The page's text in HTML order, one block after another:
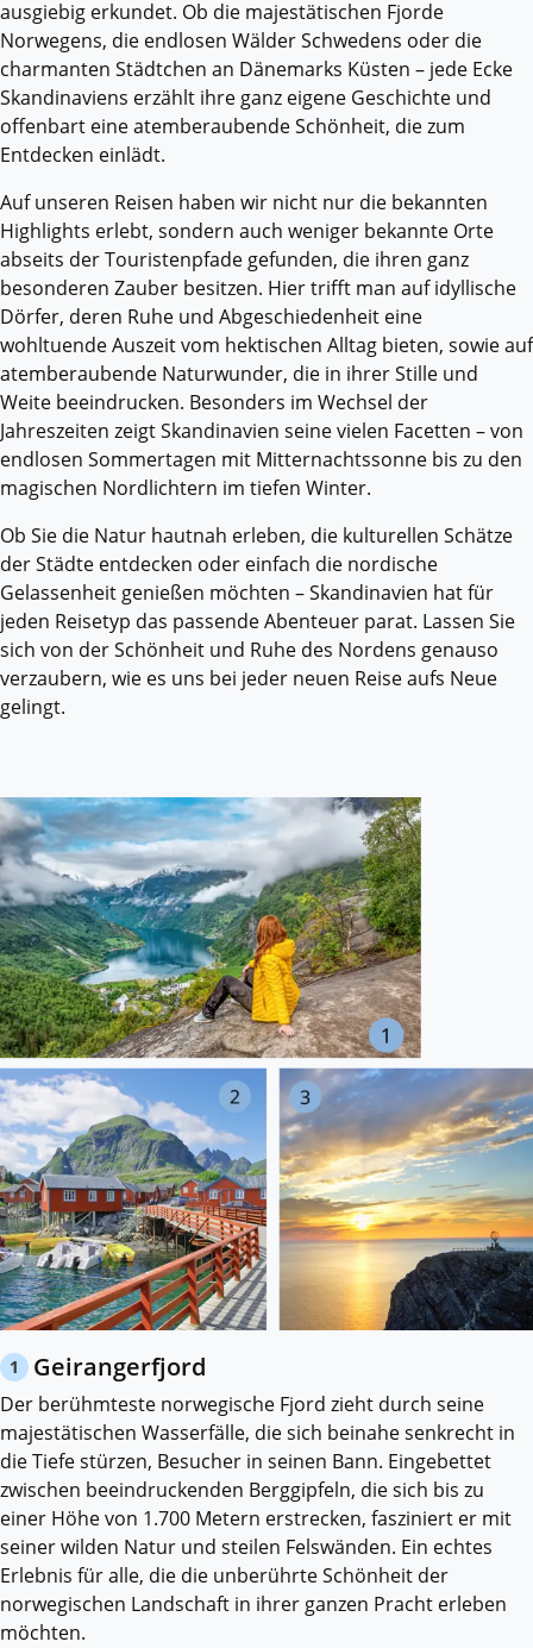
ausgiebig erkundet. Ob die majestätischen Fjorde
Norwegens, die endlosen Wälder Schwedens oder die
charmanten Städtchen an Dänemarks Küsten – jede Ecke
Skandinaviens erzählt ihre ganz eigene Geschichte und
offenbart eine atemberaubende Schönheit, die zum
Entdecken einlädt.
Auf unseren Reisen haben wir nicht nur die bekannten
Highlights erlebt, sondern auch weniger bekannte Orte
abseits der Touristenpfade gefunden, die ihren ganz
besonderen Zauber besitzen. Hier trifft man auf idyllische
Dörfer, deren Ruhe und Abgeschiedenheit eine
wohltuende Auszeit vom hektischen Alltag bieten, sowie auf
atemberaubende Naturwunder, die in ihrer Stille und
Weite beeindrucken. Besonders im Wechsel der
Jahreszeiten zeigt Skandinavien seine vielen Facetten – von
endlosen Sommertagen mit Mitternachtssonne bis zu den
magischen Nordlichtern im tiefen Winter.
Ob Sie die Natur hautnah erleben, die kulturellen Schätze
der Städte entdecken oder einfach die nordische
Gelassenheit genießen möchten – Skandinavien hat für
jeden Reisetyp das passende Abenteuer parat. Lassen Sie
sich von der Schönheit und Ruhe des Nordens genauso
verzaubern, wie es uns bei jeder neuen Reise aufs Neue
gelingt.
1 Geirangerfjord
Der berühmteste norwegische Fjord zieht durch seine
majestätischen Wasserfälle, die sich beinahe senkrecht in
die Tiefe stürzen, Besucher in seinen Bann. Eingebettet
zwischen beeindruckenden Berggipfeln, die sich bis zu
einer Höhe von 1.700 Metern erstrecken, fasziniert er mit
seiner wilden Natur und steilen Felswänden. Ein echtes
Erlebnis für alle, die die unberührte Schönheit der
norwegischen Landschaft in ihrer ganzen Pracht erleben
möchten.